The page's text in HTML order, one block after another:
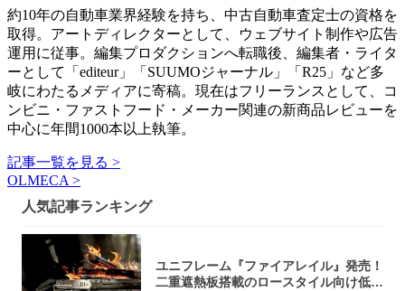
約10年の自動車業界経験を持ち、中古自動車査定士の資格を
取得。アートディレクターとして、ウェブサイト制作や広告
運用に従事。編集プロダクションへ転職後、編集者・ライタ
ーとして「editeur」「SUUMOジャーナル」「R25」など多
岐にわたるメディアに寄稿。現在はフリーランスとして、コ
ンビニ・ファストフード・メーカー関連の新商品レビューを
中心に年間1000本以上執筆。
記事一覧を見る >
OLMECA >
人気記事ランキング
ユニフレーム『ファイアレイル』発売！
二重遮熱板搭載のロースタイル向け低型